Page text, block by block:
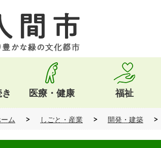
医療・健康 福祉
ム しごと・産業 開発・建築